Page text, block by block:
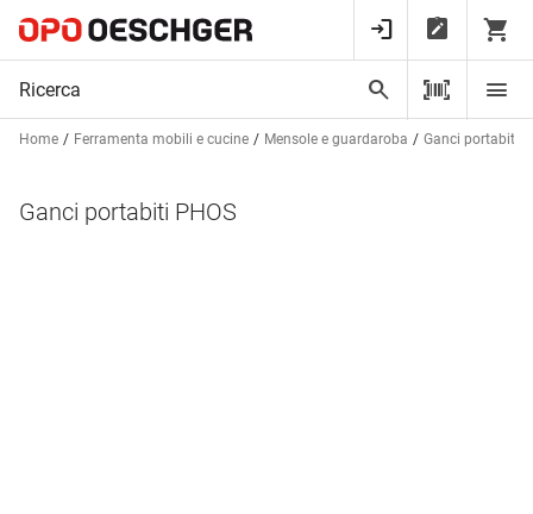
Home Ferramenta mobili e cucine Mensole e guardaroba Ganci portabiti
Ganci portabiti PHOS